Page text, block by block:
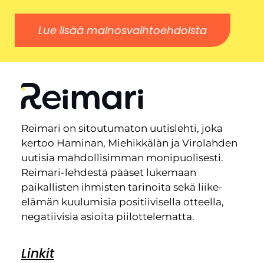
Lue lisää mainosvaihtoehdoista
Reimari on sitoutumaton uutislehti, joka
kertoo Haminan, Miehikkälän ja Virolahden
uutisia mahdollisimman monipuolisesti.
Reimari-lehdestä pääset lukemaan
paikallisten ihmisten tarinoita sekä liike-
elämän kuulumisia positiivisella otteella,
negatiivisia asioita piilottelematta.
Linkit